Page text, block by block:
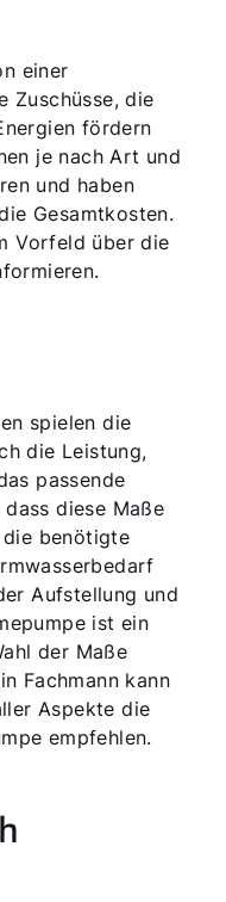
einer
Zuschüsse, die
fördern
je nach Art und
und haben
Gesamtkosten.
Vorfeld über die
spielen die
die Leistung,
passende
diese Maße
die benötigte
Aufstellung und
ist ein
der Maße
Fachmann kann
Aspekte die
empfehlen.